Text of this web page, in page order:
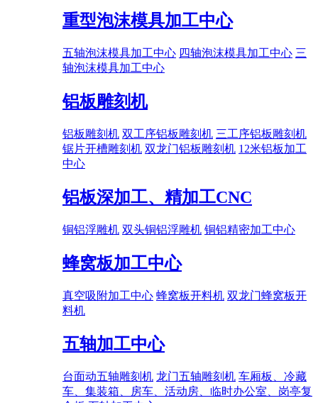
重型泡沫模具加工中心
五轴泡沫模具加工中心 四轴泡沫模具加工中心 三
轴泡沫模具加工中心
铝板雕刻机
铝板雕刻机 双工序铝板雕刻机 三工序铝板雕刻机
锯片开槽雕刻机 双龙门铝板雕刻机 12米铝板加工
中心
铝板深加工、精加工CNC
铜铝浮雕机 双头铜铝浮雕机 铜铝精密加工中心
蜂窝板加工中心
真空吸附加工中心 蜂窝板开料机 双龙门蜂窝板开
料机
五轴加工中心
台面动五轴雕刻机 龙门五轴雕刻机 车厢板、冷藏
车、集装箱、房车、活动房、临时办公室、岗亭复